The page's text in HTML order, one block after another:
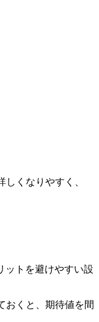
くなりやすく、
ットを避けやすい設
おくと、期待値を間